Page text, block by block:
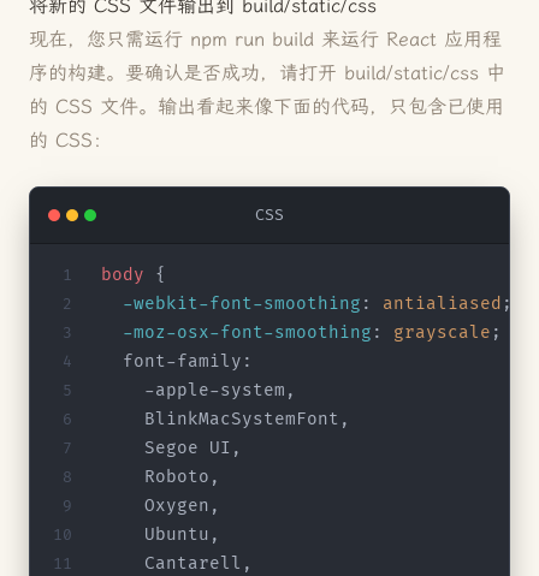
将新的 CSS 文件输出到 build/static/css
现在，您只需运行 npm run build 来运行 React 应用程
序的构建。要确认是否成功，请打开 build/static/css 中
的 CSS 文件。输出看起来像下面的代码，只包含已使用
的 CSS：
CSS
body {
  -webkit-font-smoothing
: antialiased ;
  -moz-osx-font-smoothing
: grayscale ;
  font-family:
    -apple-system,
    BlinkMacSystemFont,
    Segoe UI,
    Roboto,
    Oxygen,
    Ubuntu,
    Cantarell,